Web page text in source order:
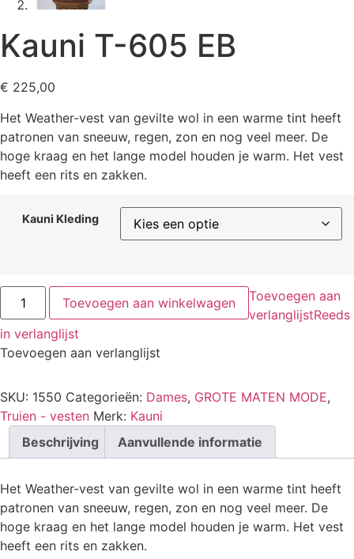
Kauni T-605 EB
€ 225,00
Het Weather-vest van gevilte wol in een warme tint heeft
patronen van sneeuw, regen, zon en nog veel meer. De
hoge kraag en het lange model houden je warm. Het vest
heeft een rits en zakken.
Kauni Kleding
Toevoegen aan winkelwagen
Toevoegen aan
verlanglijstReeds
in verlanglijst
Toevoegen aan verlanglijst
SKU: 1550 Categorieën: Dames, GROTE MATEN MODE,
Truien - vesten Merk: Kauni
Beschrijving
Aanvullende informatie
Het Weather-vest van gevilte wol in een warme tint heeft
patronen van sneeuw, regen, zon en nog veel meer. De
hoge kraag en het lange model houden je warm. Het vest
heeft een rits en zakken.